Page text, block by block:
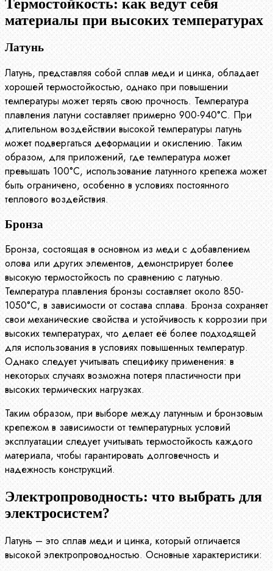
Термостойкость: как ведут себя
материалы при высоких температурах
Латунь
Латунь, представляя собой сплав меди и цинка, обладает
хорошей термостойкостью, однако при повышении
температуры может терять свою прочность. Температура
плавления латуни составляет примерно 900-940°C. При
длительном воздействии высокой температуры латунь
может подвергаться деформации и окислению. Таким
образом, для приложений, где температура может
превышать 100°C, использование латунного крепежа может
быть ограничено, особенно в условиях постоянного
теплового воздействия.
Бронза
Бронза, состоящая в основном из меди с добавлением
олова или других элементов, демонстрирует более
высокую термостойкость по сравнению с латунью.
Температура плавления бронзы составляет около 850-
1050°C, в зависимости от состава сплава. Бронза сохраняет
свои механические свойства и устойчивость к коррозии при
высоких температурах, что делает её более подходящей
для использования в условиях повышенных температур.
Однако следует учитывать специфику применения: в
некоторых случаях возможна потеря пластичности при
высоких термических нагрузках.
Таким образом, при выборе между латунным и бронзовым
крепежом в зависимости от температурных условий
эксплуатации следует учитывать термостойкость каждого
материала, чтобы гарантировать долговечность и
надежность конструкций.
Электропроводность: что выбрать для
электросистем?
Латунь – это сплав меди и цинка, который отличается
высокой электропроводностью. Основные характеристики: